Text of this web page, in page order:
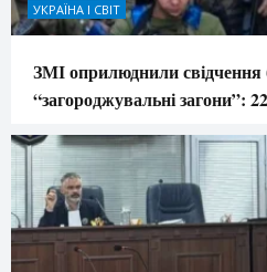
УКРАЇНА І СВІТ
ЗМІ оприлюднили свідчення
“загороджувальні загони”: